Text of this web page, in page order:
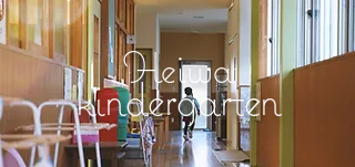
Heiwa
kindergarten